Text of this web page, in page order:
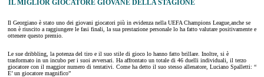
IL MIGLIOR GIOCATORE GIOVANE DELLA STAGIONE
Il Georgiano è stato uno dei giovani giocatori più in evidenza nella UEFA Champions League,anche se
non è riuscito a raggiungere le fasi finali, la sua prestazione personale lo ha fatto valutare positivamente e
ottenere questo premio.
Le sue dribbling, la potenza del tiro e il suo stile di gioco lo hanno fatto brillare. Inoltre, si è
trasformato in un incubo per i suoi avversari. Ha affrontato un totale di 46 duelli individuali, il terzo
giocatore con il maggior numero di tentativi. Come ha detto il suo stesso allenatore, Luciano Spalletti: “
E’ un giocatore magnifico”